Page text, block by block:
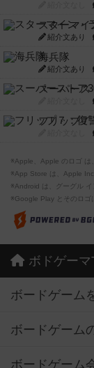
スターマ
紹介文あり
海兵隊
紹介文あり
スーパース
フリップ７
※Apple、Apple のロゴ は
※App Store は、Apple
※Android は、グーグル イ
※Google Play とそのロゴ
ボドゲーマ
ボードゲーム
ボードゲーム
ボードゲーム